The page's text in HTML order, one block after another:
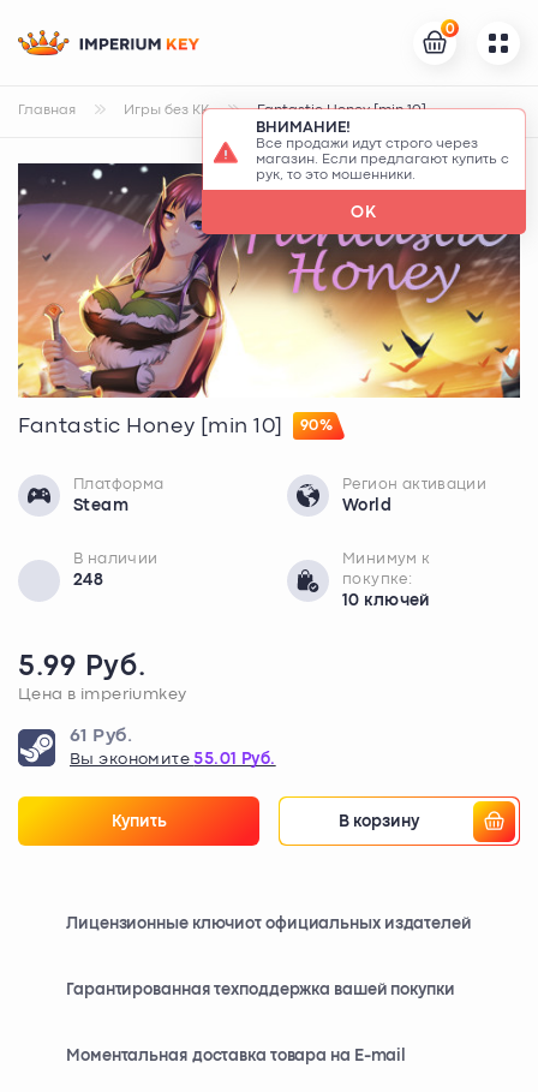
0
Главная Игры без КК Fantastic Honey [min 10]
Fantastic Honey [min 10] 90%
Платформа
Steam
Регион активации
World
В наличии
248
Минимум к
покупке:
10 ключей
5.99 Руб.
Цена в imperiumkey
61 Руб.
Вы экономите55.01 Руб.
Купить В корзину
Лицензионные ключиот официальных издателей
Гарантированная техподдержка вашей покупки
Моментальная доставка товара на E-mail
ВНИМАНИЕ!
Все продажи идут строго через
магазин. Если предлагают купить с
рук, то это мошенники.
OK